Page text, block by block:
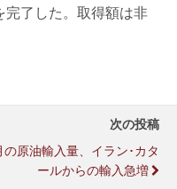
了した。取得額は非
次の投稿
の原油輸入量、イラン･カタ
ールからの輸入急増